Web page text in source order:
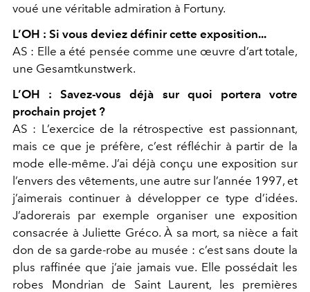
voué une véritable admiration à Fortuny.
L’OH : Si vous deviez définir cette exposition...
AS : Elle a été pensée comme une œuvre d’art totale,
une Gesamtkunstwerk.
L’OH :Savez-vous déjà sur quoi portera votre
prochain projet ?
AS : L’exercice de la rétrospective est passionnant,
mais ce que je préfère, c’est réfléchir à partir de la
mode elle-même. J’ai déjà conçu une exposition sur
l’envers des vêtements, une autre sur l’année 1997, et
j’aimerais continuer à développer ce type d’idées.
J’adorerais par exemple organiser une exposition
consacrée à Juliette Gréco. À sa mort, sa nièce a fait
don de sa garde-robe au musée : c’est sans doute la
plus raffinée que j’aie jamais vue. Elle possédait les
robes Mondrian de Saint Laurent, les premières